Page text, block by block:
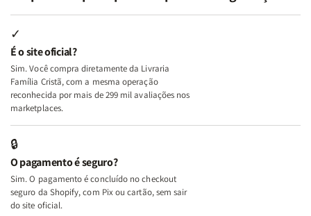
Lutas
e
Deus
+
A
Mulher
Lar
Lutas
+
A
Lar
Segundo
Segundo
✓
É o site oficial?
Sim. Você compra diretamente da Livraria
Família Cristã, com a mesma operação
reconhecida por mais de 299 mil avaliações nos
marketplaces.
🔒
O pagamento é seguro?
Sim. O pagamento é concluído no checkout
seguro da Shopify, com Pix ou cartão, sem sair
do site oficial.